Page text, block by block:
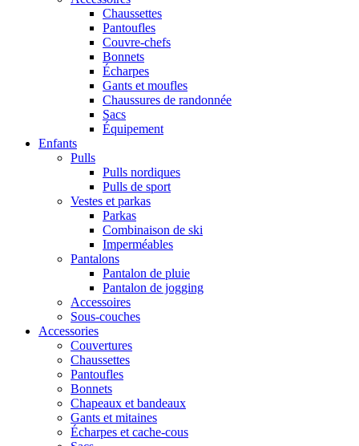
Chaussettes
Pantoufles
Couvre-chefs
Bonnets
Écharpes
Gants et moufles
Chaussures de randonnée
Sacs
Équipement
Enfants
Pulls
Pulls nordiques
Pulls de sport
Vestes et parkas
Parkas
Combinaison de ski
Imperméables
Pantalons
Pantalon de pluie
Pantalon de jogging
Accessoires
Sous-couches
Accessories
Couvertures
Chaussettes
Pantoufles
Bonnets
Chapeaux et bandeaux
Gants et mitaines
Écharpes et cache-cous